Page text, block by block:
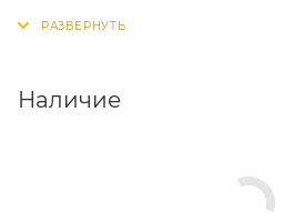
производстве. Слой цинка
при монтаже дверных и
Наличие